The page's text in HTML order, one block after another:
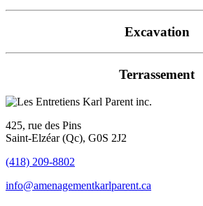
Excavation
Terrassement
425, rue des Pins
Saint-Elzéar (Qc), G0S 2J2
(418) 209-8802
info@amenagementkarlparent.ca